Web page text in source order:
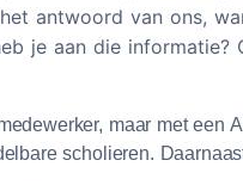
antwoord van ons,
je aan die
maar met een
scholieren.